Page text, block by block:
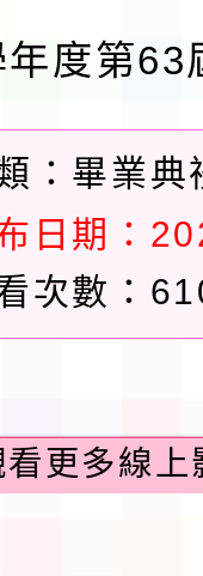
度第63
： 畢業典
日期：
次數：
看更多線上